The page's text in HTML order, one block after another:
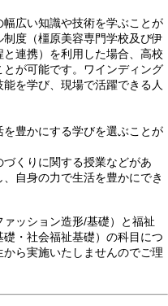
広い知識や技術を学ぶことが
度（橿原美容専門学校及び伊
連携）を利用した場合、高校
が可能です。ワインディング
を学び、現場で活躍できる人
豊かにする学びを選ぶことが
くりに関する授業などがあ
自身の力で生活を豊かにでき
ッション造形/基礎）と福祉
・社会福祉基礎）の科目につ
ら実施いたしませんのでご理